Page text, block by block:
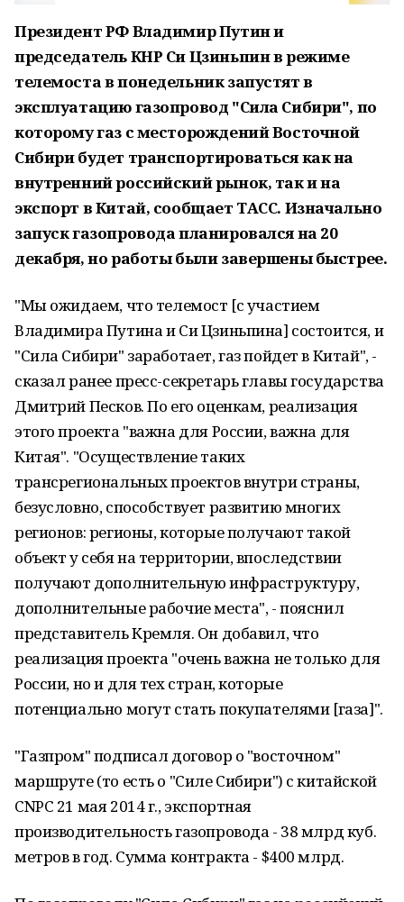
Президент РФ Владимир Путин и
председатель КНР Си Цзиньпин в режиме
телемоста в понедельник запустят в
эксплуатацию газопровод "Сила Сибири", по
которому газ с месторождений Восточной
Сибири будет транспортироваться как на
внутренний российский рынок, так и на
экспорт в Китай, сообщает ТАСС. Изначально
запуск газопровода планировался на 20
декабря, но работы были завершены быстрее.
"Мы ожидаем, что телемост [с участием
Владимира Путина и Си Цзиньпина] состоится, и
"Сила Сибири" заработает, газ пойдет в Китай", -
сказал ранее пресс-секретарь главы государства
Дмитрий Песков. По его оценкам, реализация
этого проекта "важна для России, важна для
Китая". "Осуществление таких
трансрегиональных проектов внутри страны,
безусловно, способствует развитию многих
регионов: регионы, которые получают такой
объект у себя на территории, впоследствии
получают дополнительную инфраструктуру,
дополнительные рабочие места", - пояснил
представитель Кремля. Он добавил, что
реализация проекта "очень важна не только для
России, но и для тех стран, которые
потенциально могут стать покупателями [газа]".
"Газпром" подписал договор о "восточном"
маршруте (то есть о "Силе Сибири") с китайской
CNPC 21 мая 2014 г., экспортная
производительность газопровода - 38 млрд куб.
метров в год. Сумма контракта - $400 млрд.